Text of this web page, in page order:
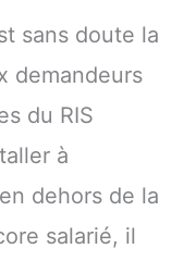
sans doute la
demandeurs
du RIS
à
dehors de la
salarié, il